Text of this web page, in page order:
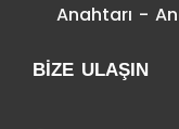
Anahtarı -
BIZE ULAŞIN